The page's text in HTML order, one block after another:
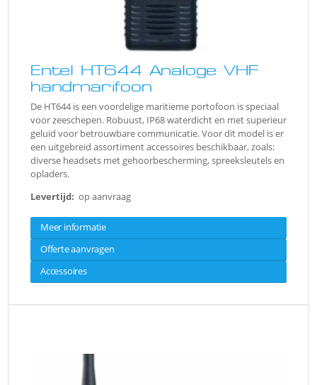
Entel HT644 Analoge VHF
handmarifoon
De HT644 is een voordelige maritieme portofoon is speciaal
voor zeeschepen. Robuust, IP68 waterdicht en met superieur
geluid voor betrouwbare communicatie. Voor dit model is er
een uitgebreid assortiment accessoires beschikbaar, zoals:
diverse headsets met gehoorbescherming, spreeksleutels en
opladers.
Levertijd: op aanvraag
Meer informatie
Offerte aanvragen
Accessoires